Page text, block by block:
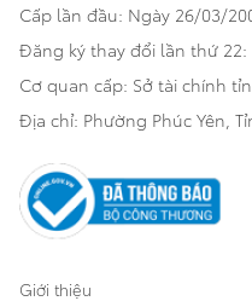
Thương mại
Khách hàng dự án
Bảo hành mở rộng
Sản phẩm chính hãng
Cơ sở bảo hành bảo dưỡng
Thông tin khác
Cấp lần đầu: Ngày 26/03/
Đăng ký thay đổi lần thứ 22:
Cơ quan cấp: Sở tài chính
Địa chỉ: Phường Phúc Yên,
Giới thiệu